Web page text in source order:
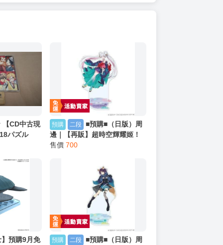
CD中古現
パズル
預購 二段 ■預購■（日版）周
邊｜【再販】超時空輝耀姬！